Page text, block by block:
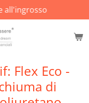
all'ingrosso
Flex Eco -
di